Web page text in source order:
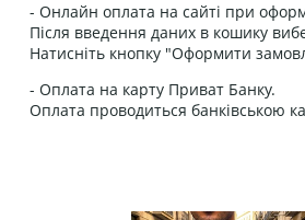
- Онлайн оплата на сайті при
Після введення даних в кошику
Натисніть кнопку "Оформити
- Оплата на карту Приват Банку.
Оплата проводиться банківською